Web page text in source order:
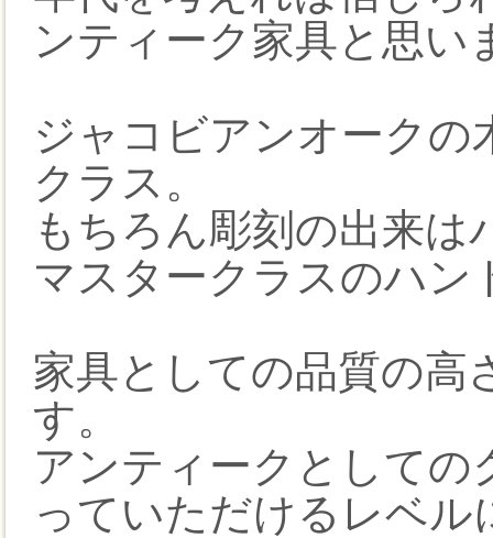
ンティーク家具と思い
ジャコビアンオークの
クラス。
もちろん彫刻の出来は
マスタークラスのハン
家具としての品質の高
す。
アンティークとしての
っていただけるレベル